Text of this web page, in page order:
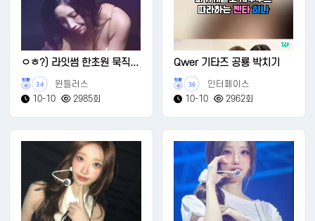
ㅇㅎ?) 라잇썸 한초원 묵직...
34
윈들러스
10-10
2985회
Qwer 기타즈 공룡 박치기
36
인터페이스
10-10
2962회